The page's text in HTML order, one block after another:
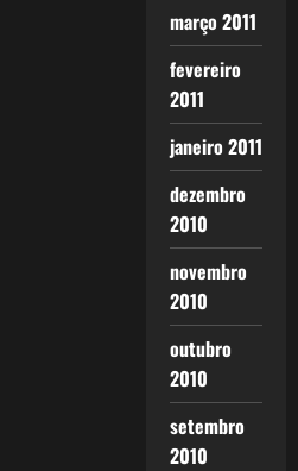
março 2011
fevereiro
2011
janeiro 2011
dezembro
2010
novembro
2010
outubro
2010
setembro
2010